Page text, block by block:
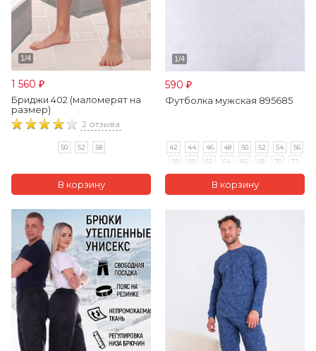
1 560 ₽
Бриджи 402 (маломерят на
размер)
2 отзыва
50 52 58
590 ₽
Футболка мужская 895685
42 44 46 48 50 52 54
56
58
60 62 64 66 68 70 72